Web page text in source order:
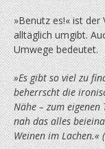
»Benutz es!« ist der
alltäglich umgibt.
Umwege bedeutet.
»Es gibt so viel zu
beherrscht die
Nähe – zum eigenen
nah das alles
Weinen im Lachen.«